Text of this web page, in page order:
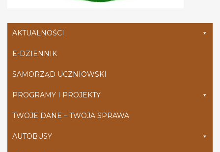
AKTUALNOŚCI
E-DZIENNIK
SAMORZĄD UCZNIOWSKI
PROGRAMY I PROJEKTY
TWOJE DANE – TWOJA SPRAWA
AUTOBUSY